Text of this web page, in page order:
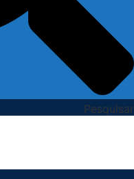
Pesquisar